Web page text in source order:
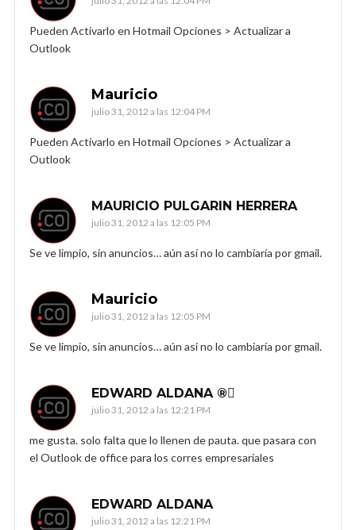
Pueden Activarlo en Hotmail Opciones > Actualizar a
Outlook
Mauricio
julio 31, 2012 a las 12:04 PM
Pueden Activarlo en Hotmail Opciones > Actualizar a
Outlook
MAURICIO PULGARIN HERRERA
julio 31, 2012 a las 12:05 PM
Se ve limpio, sin anuncios… aún así no lo cambiaría por gmail.
Mauricio
julio 31, 2012 a las 12:05 PM
Se ve limpio, sin anuncios… aún así no lo cambiaría por gmail.
EDWARD ALDANA ®
julio 31, 2012 a las 12:21 PM
me gusta. solo falta que lo llenen de pauta. que pasara con
el Outlook de office para los corres empresariales
EDWARD ALDANA
julio 31, 2012 a las 12:21 PM